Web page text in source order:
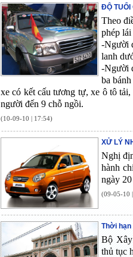
ĐỘ TUỔI
Theo
phép
-Người
lanh
-Người
ba
xe có kết cấu tương tự, xe ô tô
người đến 9 chỗ ngồi.
(10-09-10 | 17:54)
XỬ LÝ
Nghị
hành
ngày
(09-05-10
Thời hạn
Bộ
thủ tục